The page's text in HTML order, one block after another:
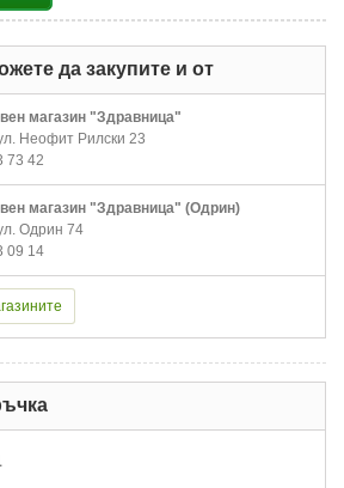
да закупите и от
магазин "Здравница"
Неофит Рилски 23
73 42
магазин "Здравница" (Одрин)
Одрин 74
09 14